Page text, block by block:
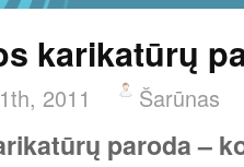
karikatūrų
2011 Šarūnas
rikatūrų paroda –